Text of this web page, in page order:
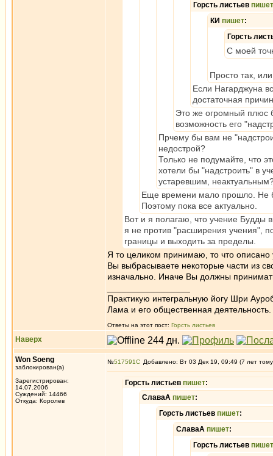
Горсть листьев пишет
КИ пишет:
Горсть
С моей
Просто так,
Если Нагарджуна
достаточная
Это же огромный плюс
возможность его
Прчему бы вам не
недострой?
Только не подумайте, что
хотели бы "надстроить" в
устаревшим,
Еще времени мало прошло. Не
Поэтому пока все актуально.
Вот и я полагаю, что учение Будды
я не против "расширения учения",
границы и выходить за пределы.
Я то целиком принимаю, то что
Вы выбрасываете некоторые части из
изначально. Иначе Вы должны
Практикую интегральную йогу Шри
Лама и его общественная деятельность.
Ответы на этот пост: Горсть листьев
Наверх
Won Soeng
заблокирован(а)
Зарегистрирован:
14.07.2006
Суждений: 14466
Откуда: Королев
№517591 Добавлено: Вт 03 Дек 19, 09:49 (7 лет
Горсть листьев пишет:
СлаваА пишет:
Горсть листьев пишет:
СлаваА пишет:
Горсть листьев пишет